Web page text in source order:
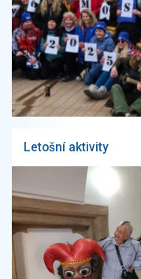
Letošní aktivity